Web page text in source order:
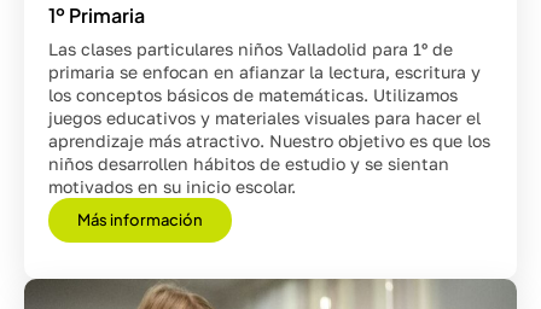
1º Primaria
Las clases particulares niños Valladolid para 1º de
primaria se enfocan en afianzar la lectura, escritura y
los conceptos básicos de matemáticas. Utilizamos
juegos educativos y materiales visuales para hacer el
aprendizaje más atractivo. Nuestro objetivo es que los
niños desarrollen hábitos de estudio y se sientan
motivados en su inicio escolar.
Más información